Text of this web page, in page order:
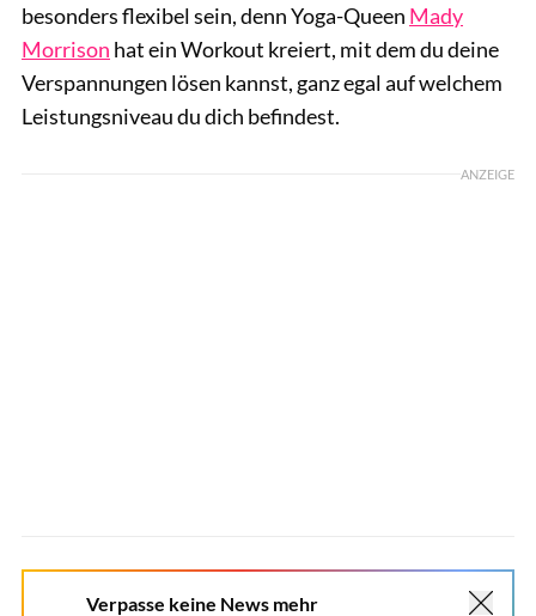
besonders flexibel sein, denn Yoga-Queen Mady
Morrison hat ein Workout kreiert, mit dem du deine
Verspannungen lösen kannst, ganz egal auf welchem
Leistungsniveau du dich befindest.
ANZEIGE
Verpasse keine News mehr